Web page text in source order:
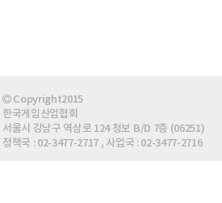
Copyright2015
한국게임산업협회
서울시 강남구 역삼로 124 청보 B/D 7층 (06251)
정책국 : 02-3477-2717 , 사업국 : 02-3477-2716